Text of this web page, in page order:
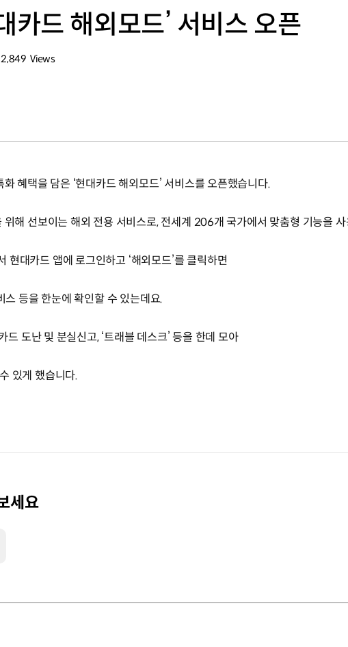
카드 해외모드’ 서비스 오픈
2,849 Views
혜택을 담은 ‘현대카드 해외모드’ 서비스를 오픈했습니다.
위해 선보이는 해외 전용 서비스로, 전세계 206개 국가에서 맞춤형 기능을
현대카드 앱에 로그인하고 ‘해외모드’를 클릭하면
스 등을 한눈에 확인할 수 있는데요.
드 도난 및 분실신고, ‘트래블 데스크’ 등을 한데 모아
있게 했습니다.
세요